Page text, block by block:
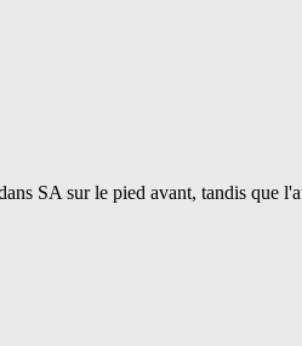
SA sur le pied avant, tandis que